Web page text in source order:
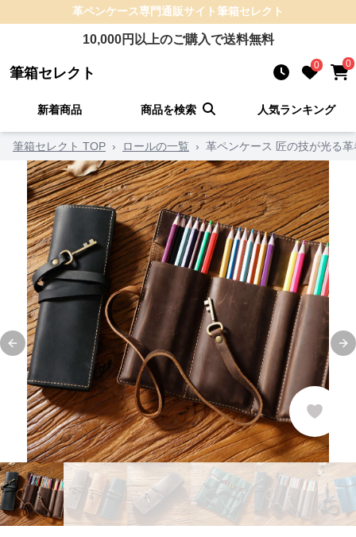
革ペンケース専門通販サイト筆箱セレクト
10,000円以上のご購入で送料無料
筆箱セレクト 0 0
新着商品 商品を検索 人気ランキング
筆箱セレクト TOP › ロールの一覧 › 革ペンケース 匠の技が光る
Previous slide